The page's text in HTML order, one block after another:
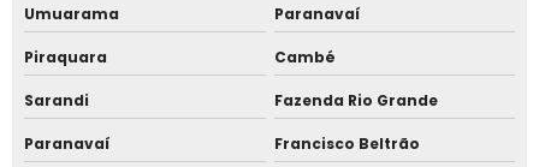
Sistema de ponto por aplicativo
Sistema de ponto por reconhecimento facial
Sistema de ponto web
Umuarama Paranavaí
Piraquara Cambé
Sarandi Fazenda Rio Grande
Paranavaí Francisco Beltrão